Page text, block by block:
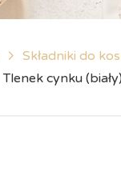
Składniki do
Tlenek cynku (biały)